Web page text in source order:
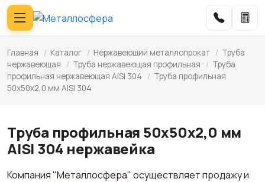
Главная / Каталог / Нержавеющий металлопрокат / Труба
нержавеющая
/ Труба нержавеющая профильная / Труба
профильная нержавеющая AISI 304
/ Труба профильная
50х50х2,0 мм AISI 304
Труба профильная 50х50х2,0 мм
AISI 304 нержавейка
Компания "Металлосфера" осуществляет продажу и